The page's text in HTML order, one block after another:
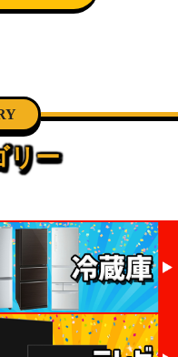
リー